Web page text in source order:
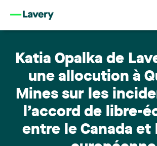
Katia Opalka de
une allocution à
Mines sur les
l’accord de libre-
entre le Canada et